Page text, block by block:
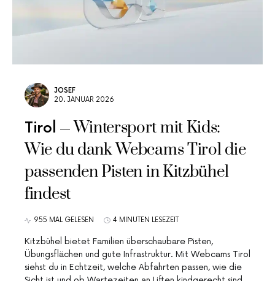
JOSEF
20. JANUAR 2026
Tirol
Wintersport mit Kids:
Wie du dank Webcams Tirol die
passenden Pisten in Kitzbühel
findest
955 MAL GELESEN 4 MINUTEN LESEZEIT
Kitzbühel bietet Familien überschaubare Pisten,
Übungsflächen und gute Infrastruktur. Mit Webcams Tirol
siehst du in Echtzeit, welche Abfahrten passen, wie die